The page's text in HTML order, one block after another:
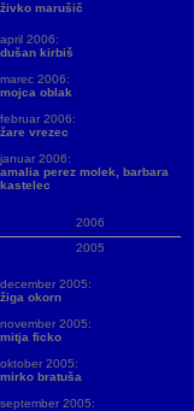
živko marušič
april 2006:
dušan kirbiš
marec 2006:
mojca oblak
februar 2006:
žare vrezec
januar 2006:
amalia perez molek, barbara
kastelec
2006
2005
december 2005:
žiga okorn
november 2005:
mitja ficko
oktober 2005:
mirko bratuša
september 2005: